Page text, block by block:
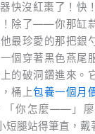
快沒紅棗了！快
除了——你那缸
最珍愛的那把銀
個穿著黑色燕尾
的破洞鑽進來。
桶上包養一個月
「你怎麼——」
短腿站得筆直，戴